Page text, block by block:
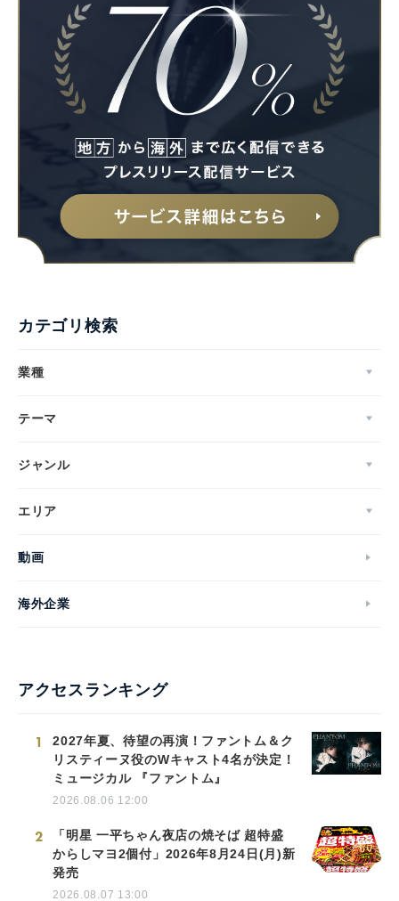
カテゴリ検索
業種
テーマ
ジャンル
エリア
動画
海外企業
アクセスランキング
1
2027年夏、待望の再演！ファントム＆ク
リスティーヌ役のWキャスト4名が決定！
ミュージカル 『ファントム』
2026.08.06 12:00
2
「明星 一平ちゃん夜店の焼そば 超特盛
からしマヨ2個付」2026年8月24日(月)新
発売
2026.08.07 13:00